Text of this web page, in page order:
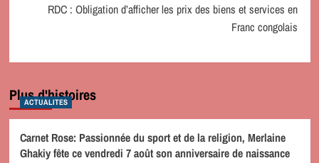
RDC : Obligation d’afficher les prix des biens et services en
Franc congolais
Plus d'histoires
ACTUALITES
Carnet Rose: Passionnée du sport et de la religion, Merlaine
Ghakiy fête ce vendredi 7 août son anniversaire de naissance